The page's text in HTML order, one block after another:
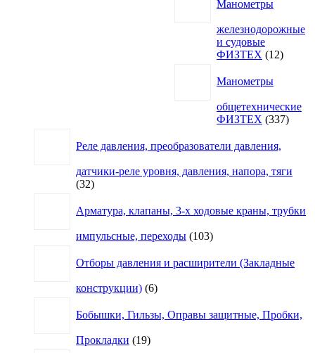
Манометры
железнодорожные
и судовые
ФИЗТЕХ
1212
Манометры
общетехнические
ФИЗТЕХ 337337
Реле давления, преобразователи давления,
датчики-реле уровня, давления, напора, тяги
3232
Арматура, клапаны, 3-х ходовые краны, трубки
импульсные, переходы 103103
Отборы давления и расширители (Закладные
конструкции) 66
Бобышки, Гильзы, Оправы защитные, Пробки,
Прокладки 1919